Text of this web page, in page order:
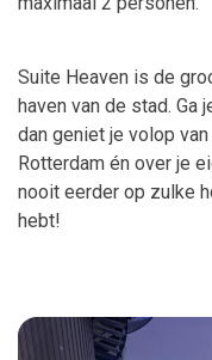
Suite Heaven is de
haven van de stad. Ga
dan geniet je volop
Rotterdam én over je
nooit eerder op zulke
hebt!